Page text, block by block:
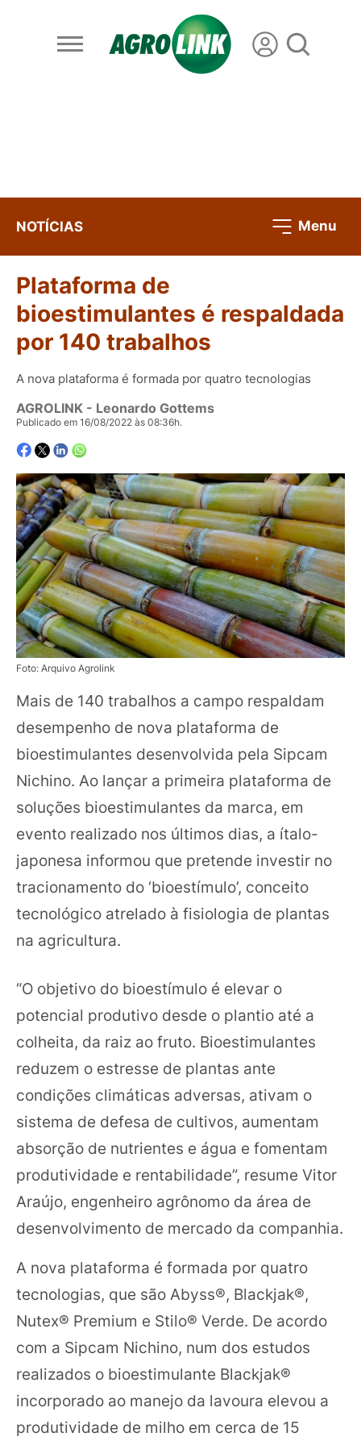
NOTÍCIAS Menu
Plataforma de
bioestimulantes é respaldada
por 140 trabalhos
A nova plataforma é formada por quatro tecnologias
AGROLINK - Leonardo Gottems
Publicado em 16/08/2022 às 08:36h.
Foto: Arquivo Agrolink
Mais de 140 trabalhos a campo respaldam
desempenho de nova plataforma de
bioestimulantes desenvolvida pela Sipcam
Nichino. Ao lançar a primeira plataforma de
soluções bioestimulantes da marca, em
evento realizado nos últimos dias, a ítalo-
japonesa informou que pretende investir no
tracionamento do ‘bioestímulo’, conceito
tecnológico atrelado à fisiologia de plantas
na agricultura.
“O objetivo do bioestímulo é elevar o
potencial produtivo desde o plantio até a
colheita, da raiz ao fruto. Bioestimulantes
reduzem o estresse de plantas ante
condições climáticas adversas, ativam o
sistema de defesa de cultivos, aumentam
absorção de nutrientes e água e fomentam
produtividade e rentabilidade”, resume Vitor
Araújo, engenheiro agrônomo da área de
desenvolvimento de mercado da companhia.
A nova plataforma é formada por quatro
tecnologias, que são Abyss®, Blackjak®,
Nutex® Premium e Stilo® Verde. De acordo
com a Sipcam Nichino, num dos estudos
realizados o bioestimulante Blackjak®
incorporado ao manejo da lavoura elevou a
produtividade de milho em cerca de 15